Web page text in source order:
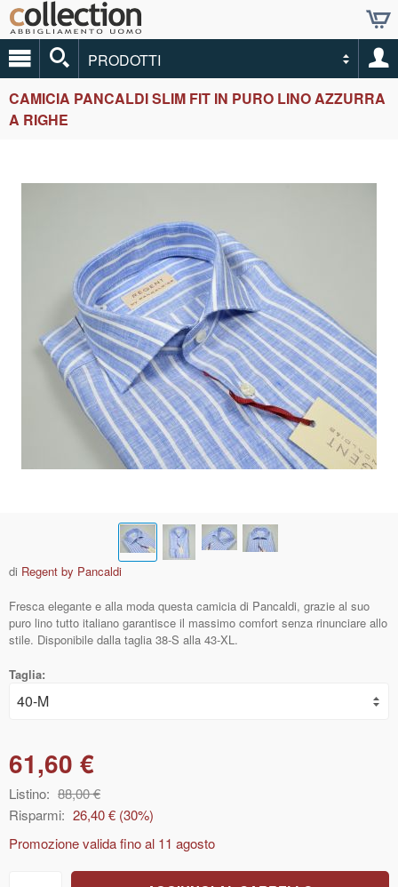
PRODOTTI
CAMICIA PANCALDI SLIM FIT IN PURO LINO AZZURRA
A RIGHE
di Regent by Pancaldi
Fresca elegante e alla moda questa camicia di Pancaldi, grazie al suo
puro lino tutto italiano garantisce il massimo comfort senza rinunciare allo
stile. Disponibile dalla taglia 38-S alla 43-XL.
Taglia:
61,60 €
Listino: 88,00 €
Risparmi: 26,40 € (30%)
Promozione valida fino al 11 agosto